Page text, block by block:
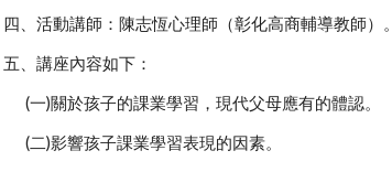
四、活動講師：陳志恆心理師（彰化高商輔導教師）。
五、講座內容如下：
(一)關於孩子的課業學習，現代父母應有的體認。
(二)影響孩子課業學習表現的因素。